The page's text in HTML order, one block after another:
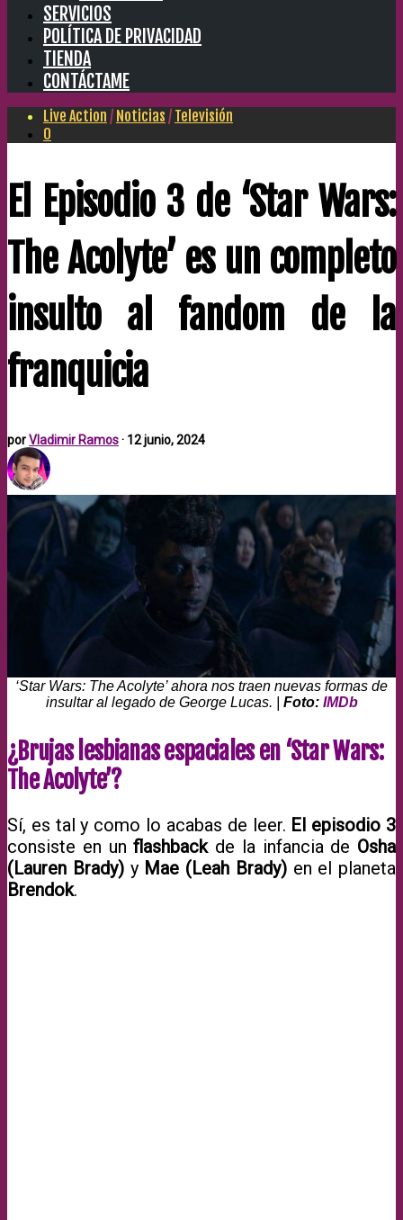
SERVICIOS
POLÍTICA DE PRIVACIDAD
TIENDA
CONTÁCTAME
Live Action / Noticias / Televisión
0
El Episodio 3 de ‘Star Wars:
The Acolyte’ es un completo
insulto al fandom de la
franquicia
porVladimir Ramos· 12 junio, 2024
‘Star Wars: The Acolyte’ ahora nos traen nuevas formas de
insultar al legado de George Lucas. | Foto: IMDb
¿Brujas lesbianas espaciales en ‘Star Wars:
The Acolyte’?
Sí, es tal y como lo acabas de leer. El episodio 3
consiste en unflashbackde la infancia de Osha
(Lauren Brady)y Mae (Leah Brady)en el planeta
Brendok.